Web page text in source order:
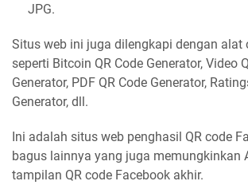
JPG.
Situs web ini juga dilengkapi dengan alat
seperti Bitcoin QR Code Generator, Video
Generator, PDF QR Code Generator,
Generator, dll.
Ini adalah situs web penghasil QR code
bagus lainnya yang juga memungkinkan
tampilan QR code Facebook akhir.